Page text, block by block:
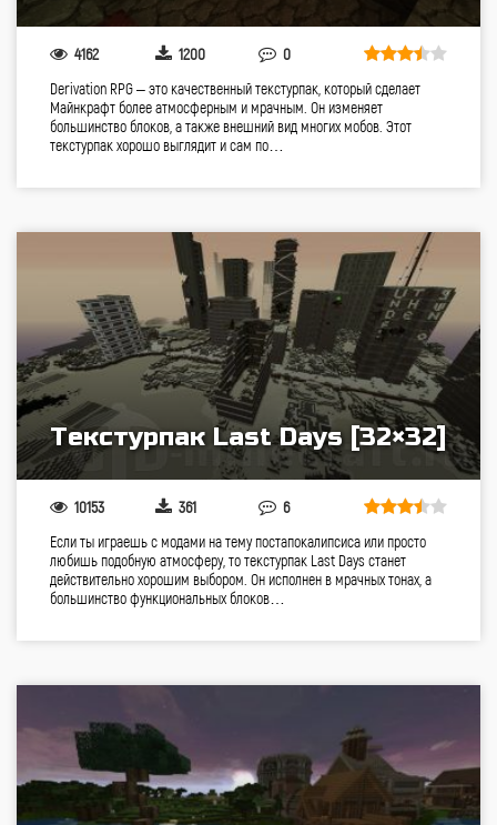
4162 1200 0
Derivation RPG – это качественный текстурпак, который сделает
Майнкрафт более атмосферным и мрачным. Он изменяет
большинство блоков, а также внешний вид многих мобов. Этот
текстурпак хорошо выглядит и сам по…
Текстурпак Last Days [32×32]
10153 361 6
Если ты играешь с модами на тему постапокалипсиса или просто
любишь подобную атмосферу, то текстурпак Last Days станет
действительно хорошим выбором. Он исполнен в мрачных тонах, а
большинство функциональных блоков…